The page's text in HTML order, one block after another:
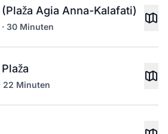
Agia Anna-Kalafati)
· 30 Minuten
22 Minuten